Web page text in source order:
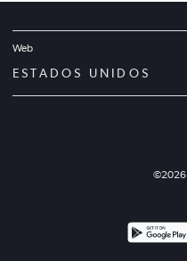
Web
ESTADOS UNIDOS
©2026